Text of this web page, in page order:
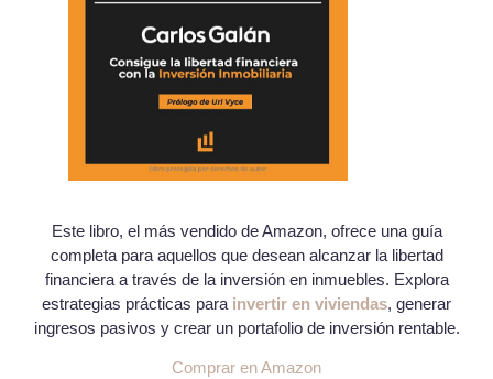
Este libro, el más vendido de Amazon, ofrece una guía
completa para aquellos que desean alcanzar la libertad
financiera a través de la inversión en inmuebles. Explora
estrategias prácticas para invertir en viviendas, generar
ingresos pasivos y crear un portafolio de inversión rentable.
Comprar en Amazon